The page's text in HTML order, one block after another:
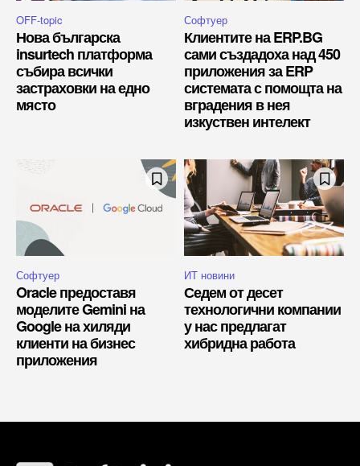
OFF-topic
Нова българска
insurtech платформа
събира всички
застраховки на едно
място
Софтуер
Клиентите на ERP.BG
сами създадоха над 450
приложения за ERP
системата с помощта на
вградения в нея
изкуствен интелект
Софтуер
Oracle предоставя
моделите Gemini на
Google на хиляди
клиенти на бизнес
приложения
ИТ новини
Седем от десет
технологични компании
у нас предлагат
хибридна работа